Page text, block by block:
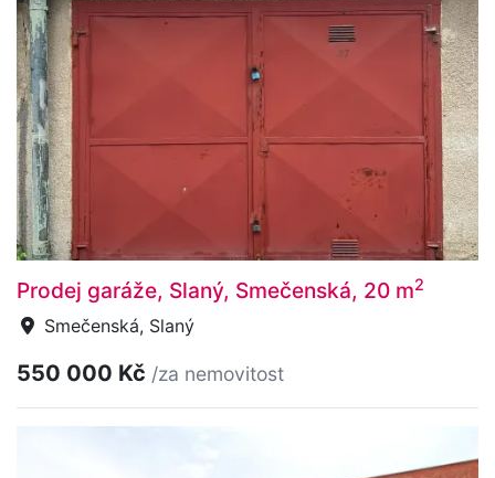
Prodej garáže, Slaný, Smečenská, 20 m2
Smečenská, Slaný
550 000 Kč /za nemovitost